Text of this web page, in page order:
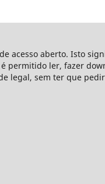
acesso aberto. Isto
permitido ler, fazer
legal, sem ter que